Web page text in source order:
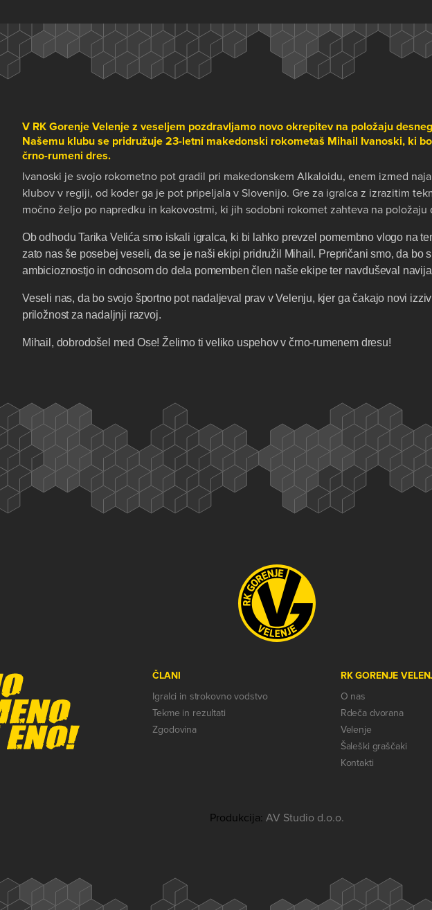
V RK Gorenje Velenje z veseljem pozdravljamo novo okrepitev na položaju
Našemu klubu se pridružuje 23-letni makedonski rokometaš Mihail Ivanoski, ki
črno-rumeni dres.
Ivanoski je svojo rokometno pot gradil pri makedonskem Alkaloidu, enem izmed
klubov v regiji, od koder ga je pot pripeljala v Slovenijo. Gre za igralca z izrazitim
močno željo po napredku in kakovostmi, ki jih sodobni rokomet zahteva na položaju
Ob odhodu Tarika Velića smo iskali igralca, ki bi lahko prevzel pomembno vlogo na
zato nas še posebej veseli, da se je naši ekipi pridružil Mihail. Prepričani smo, da bo
ambicioznostjo in odnosom do dela pomemben člen naše ekipe ter navduševal
Veseli nas, da bo svojo športno pot nadaljeval prav v Velenju, kjer ga čakajo novi
priložnost za nadaljnji razvoj.
Mihail, dobrodošel med Ose! Želimo ti veliko uspehov v črno-rumenem dresu!
ČLANI
Igralci in strokovno vodstvo
Tekme in rezultati
Zgodovina
RK GORENJE
O nas
Rdeča dvorana
Velenje
Šaleški graščaki
Kontakti
Produkcija: AV Studio d.o.o.